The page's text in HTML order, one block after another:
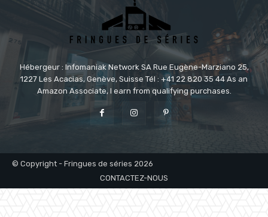
Hébergeur : Infomaniak Network SA Rue Eugène-Marziano 25,
1227 Les Acacias, Genève, Suisse Tél : +41 22 820 35 44 As an
Amazon Associate, I earn from qualifying purchases.
© Copyright - Fringues de séries 2026
CONTACTEZ-NOUS